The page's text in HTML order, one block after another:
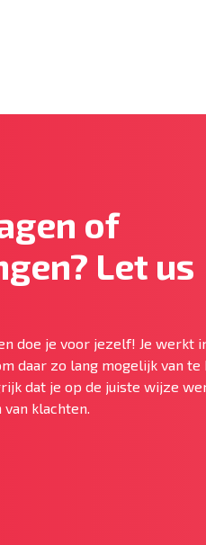
of
Let us
doe je voor jezelf! Je werkt
daar zo lang mogelijk van te
dat je op de juiste wijze
klachten.